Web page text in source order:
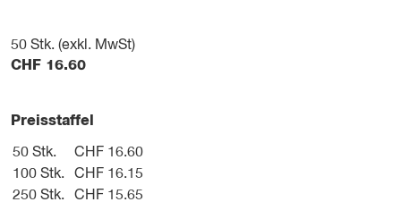
50 Stk. (exkl. MwSt)
CHF 16.60
Preisstaffel
50 Stk.
CHF 16.60
100 Stk.
CHF 16.15
250 Stk.
CHF 15.65